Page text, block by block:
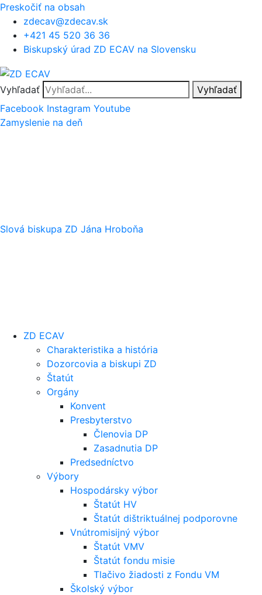
Preskočiť na obsah
zdecav@zdecav.sk
+421 45 520 36 36
Biskupský úrad ZD ECAV na Slovensku
Vyhľadať
Vyhľadať
Facebook Instagram Youtube
Zamyslenie na deň
Slová biskupa ZD Jána Hroboňa
ZD ECAV
Charakteristika a história
Dozorcovia a biskupi ZD
Štatút
Orgány
Konvent
Presbyterstvo
Členovia DP
Zasadnutia DP
Predsedníctvo
Výbory
Hospodársky výbor
Štatút HV
Štatút dištriktuálnej podporovne
Vnútromisijný výbor
Štatút VMV
Štatút fondu misie
Tlačivo žiadosti z Fondu VM
Školský výbor